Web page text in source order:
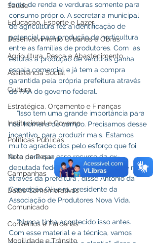
Saúde
Educação, Esporte e Lazer
Desenvolvimento Urbanos e Obras
Agricultura, Pesca e Abastecimento
Assistência Social
Cultura
Estratégica, Orçamento e Finanças
Institucional e Governo
Políticas Públicas
Nota de Pesar
Campanhas
Datas Comemorativas
Comunicado
Convênios e Parcerias
Mobilidade e Trânsito
fonte de renda e verduras somente para
consumo próprio. A secretaria municipal
de agricultura fez a identificação de
potencial para produção de horticultura
entre as famílias de produtores. Com  as
estufas a produção de verduras ganha
escala comercial e já tem a compra
garantida pela própria prefeitura através
do PAA do governo federal.
nós, homens do campo. Precisamos desse
incentivo  para produzir mais. Estamos
muito agradecidos pelo esforço que foi
feito para que esse recurso da ex-
deputada federal tenha chegado até nós
através da prefeitura”, disse Antônio da
Conceição Oliveira, presidente da
Associação de Produtores Nova Vida.
    “Nunca tinha acontecido isso antes.
Com esse material e a técnica, vamos